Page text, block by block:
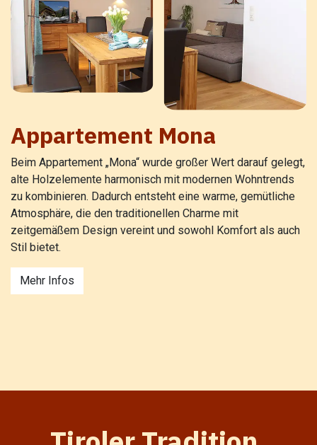
Appartement Mona
Beim Appartement „Mona“ wurde großer Wert darauf gelegt,
alte Holzelemente harmonisch mit modernen Wohntrends
zu kombinieren. Dadurch entsteht eine warme, gemütliche
Atmosphäre, die den traditionellen Charme mit
zeitgemäßem Design vereint und sowohl Komfort als auch
Stil bietet.
Mehr Infos